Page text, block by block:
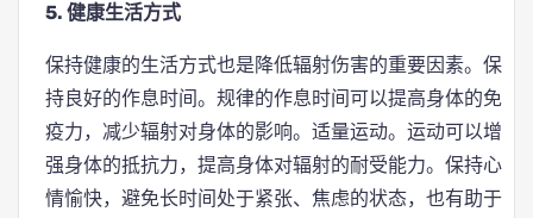
5. 健康生活方式
保持健康的生活方式也是降低辐射伤害的重要因素。保
持良好的作息时间。规律的作息时间可以提高身体的免
疫力，减少辐射对身体的影响。适量运动。运动可以增
强身体的抵抗力，提高身体对辐射的耐受能力。保持心
情愉快，避免长时间处于紧张、焦虑的状态，也有助于